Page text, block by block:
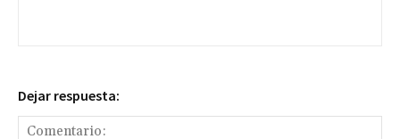
Dejar respuesta: